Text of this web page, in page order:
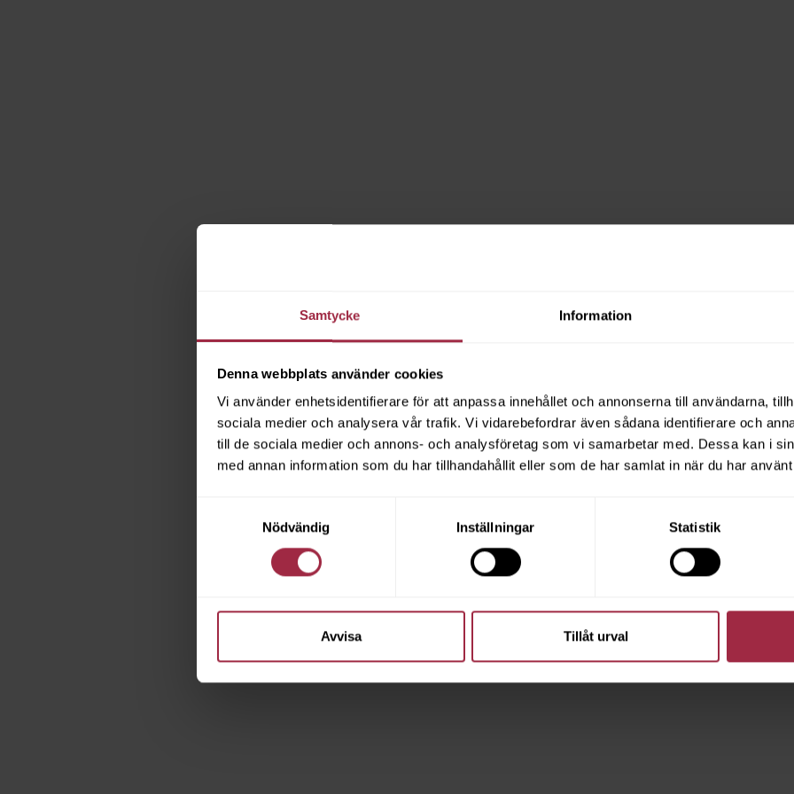
Samtycke Information
Denna webbplats använder cookies
Vi använder enhetsidentifierare för att anpassa innehållet och annonserna till användarna,
sociala medier och analysera vår trafik. Vi vidarebefordrar även sådana identifierare och
till de sociala medier och annons- och analysföretag som vi samarbetar med. Dessa kan i
med annan information som du har tillhandahållit eller som de har samlat in när du har
Nödvändig
Inställningar Statistik
Avvisa Tillåt urval